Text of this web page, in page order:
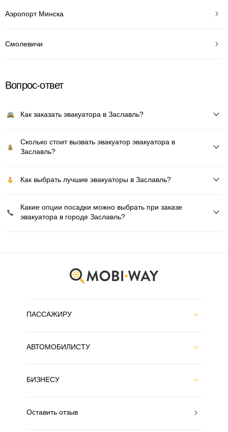
Аэропорт Минска
Смолевичи
Вопрос-ответ
Как заказать эвакуатора в Заславль?
Сколько стоит вызвать эвакуатор эвакуатора в
Заславль?
Как выбрать лучшие эвакуаторы в Заславль?
Какие опции посадки можно выбрать при заказе
эвакуатора в городе Заславль?
ПАССАЖИРУ
АВТОМОБИЛИСТУ
БИЗНЕСУ
Оставить отзыв